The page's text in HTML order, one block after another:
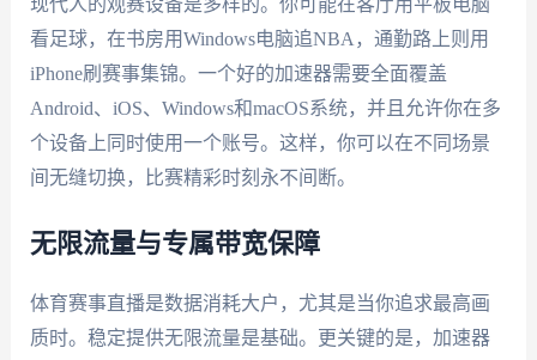
现代人的观赛设备是多样的。你可能在客厅用平板电脑
看足球，在书房用Windows电脑追NBA，通勤路上则用
iPhone刷赛事集锦。一个好的加速器需要全面覆盖
Android、iOS、Windows和macOS系统，并且允许你在多
个设备上同时使用一个账号。这样，你可以在不同场景
间无缝切换，比赛精彩时刻永不间断。
无限流量与专属带宽保障
体育赛事直播是数据消耗大户，尤其是当你追求最高画
质时。稳定提供无限流量是基础。更关键的是，加速器